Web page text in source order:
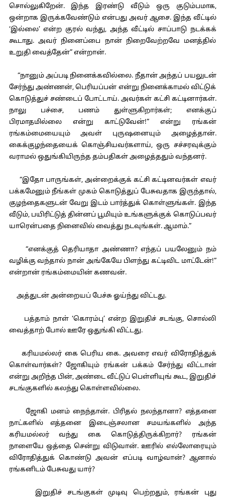
சொல்லுகிறேன். இந்த இரண்டு வீடும் ஒரு குடும்பமாக,
ஒன்றாக இருக்கவேண்டும் என்பது அவர் ஆசை. இந்த வீட்டில்
‘இல்லை’ என்ற குரல் வந்து, அந்த வீட்டில் சாப்பாடு நடக்கக்
கூடாது. அவர் நினைப்பை நான் நிறைவேற்றவே மனத்தில்
உறுதி வைத்தேன்” என்றான்.
“நானும் அப்படி நினைக்கவில்லை. நீதான் அந்தப் பயலுடன்
சேர்ந்து அண்ணன், பெரியப்பன் என்று நினைக்காமல் விட்டுக்
கொடுத்துச் சண்டைப் போட்டாய். அவர்கள் கட்சி கட்டினார்கள்.
நாலு பச்சை, பணம் துள்ளுகிறார்கள்; எனக்குப்
பிரமாதமில்லை என்று காட்டுவேன்!” என்று ரங்கன்
ரங்கம்மையையும் அவள் புருஷனையும் அழைத்தான்.
கைக்குழந்தையைக் கொஞ்சியவர்களாய், ஒரு சச்சரவுக்கும்
வராமல் ஒதுங்கியிருந்த தம்பதிகள் அழைத்ததும் வந்தனர்.
“இதோ பாருங்கள், அன்றைக்குக் கட்சி கட்டினவர்கள் எவர்
பக்கமேனும் நீங்கள் முகம் கொடுத்துப் பேசுவதாக இருந்தால்,
குழந்தைகளுடன் வேறு இடம் பார்த்துக் கொள்ளுங்கள். இந்த
வீடும், பயிரிட்டுத் தின்னப் பூமியும் உங்களுக்குக் கொடுப்பவர்
யாரென்பதை நினைவில் வைத்து நடவுங்கள். ஆமாம்.”
“எனக்குத் தெரியாதா அண்ணா? எந்தப் பயலேனும் நம்
வழிக்கு வந்தால் நான் அங்கேயே பிளந்து கட்டிவிட மாட்டேன்!”
என்றான் ரங்கம்மையின் கணவன்.
அத்துடன் அன்றையப் பேச்சு ஓய்ந்து விட்டது.
பத்தாம் நாள் ‘கொரம்பு’ என்ற இறுதிச் சடங்கு, சொல்லி
வைத்தாற் போல் ஊரே ஒதுங்கி விட்டது.
கரியமல்லர் கை பெரிய கை. அவரை எவர் விரோதித்துக்
கொள்வார்கள்? ஜோகியும் ரங்கன் பக்கம் சேர்ந்து விட்டான்
என்று அறிந்த பின், அண்டை வீட்டுப் பெள்ளியுங் கூட, இறுதிச்
சடங்குகளில் கலந்து கொள்ளவில்லை.
ஜோகி மனம் நைந்தான். பிரிதல் நலந்தானா? எத்தனை
நாட்களில் எத்தனை இடைஞ்சலான சமயங்களில் அந்த
கரியமல்லர் வந்து கை கொடுத்திருக்கிறார்? ரங்கன்
நாளையே ஒத்தை சென்று விடுவான். ஊரில் எல்லோரையும்
விரோதித்துக் கொண்டு அவன் எப்படி வாழ்வான்? ஆனால்
ரங்கனிடம் பேசுவது யார்?
இறுதிச் சடங்குகள் முடிவு பெற்றதும், ரங்கன் புது